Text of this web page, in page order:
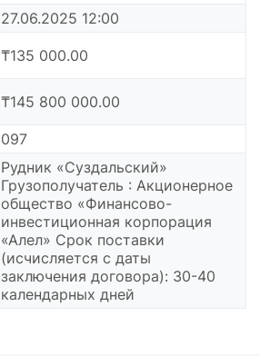
27.06.2025 12:00
₸135 000.00
₸145 800 000.00
097
Рудник «Суздальский»
Грузополучатель : Акционерное
общество «Финансово-
инвестиционная корпорация
«Алел» Срок поставки
(исчисляется с даты
заключения договора): 30-40
календарных дней